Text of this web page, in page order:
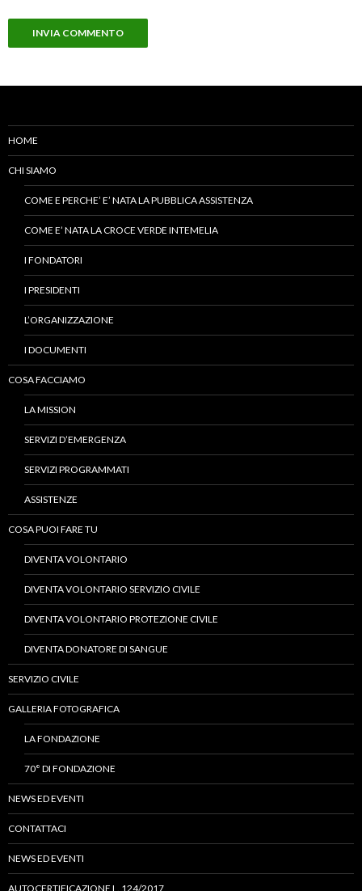
HOME
CHI SIAMO
COME E PERCHE’ E’ NATA LA PUBBLICA ASSISTENZA
COME E’ NATA LA CROCE VERDE INTEMELIA
I FONDATORI
I PRESIDENTI
L’ORGANIZZAZIONE
I DOCUMENTI
COSA FACCIAMO
LA MISSION
SERVIZI D’EMERGENZA
SERVIZI PROGRAMMATI
ASSISTENZE
COSA PUOI FARE TU
DIVENTA VOLONTARIO
DIVENTA VOLONTARIO SERVIZIO CIVILE
DIVENTA VOLONTARIO PROTEZIONE CIVILE
DIVENTA DONATORE DI SANGUE
SERVIZIO CIVILE
GALLERIA FOTOGRAFICA
LA FONDAZIONE
70° DI FONDAZIONE
NEWS ED EVENTI
CONTATTACI
NEWS ED EVENTI
AUTOCERTIFICAZIONE L. 124/2017